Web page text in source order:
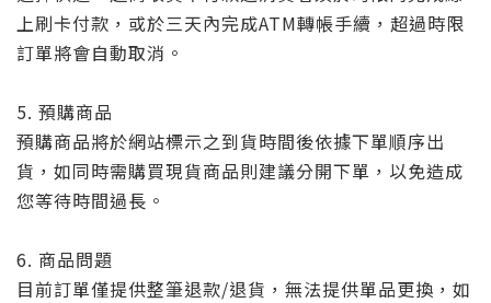
上刷卡付款，或於三天內完成ATM轉帳手續，超過時限
訂單將會自動取消。
5. 預購商品
預購商品將於網站標示之到貨時間後依據下單順序出
貨，如同時需購買現貨商品則建議分開下單，以免造成
您等待時間過長。
6. 商品問題
目前訂單僅提供整筆退款/退貨，無法提供單品更換，如